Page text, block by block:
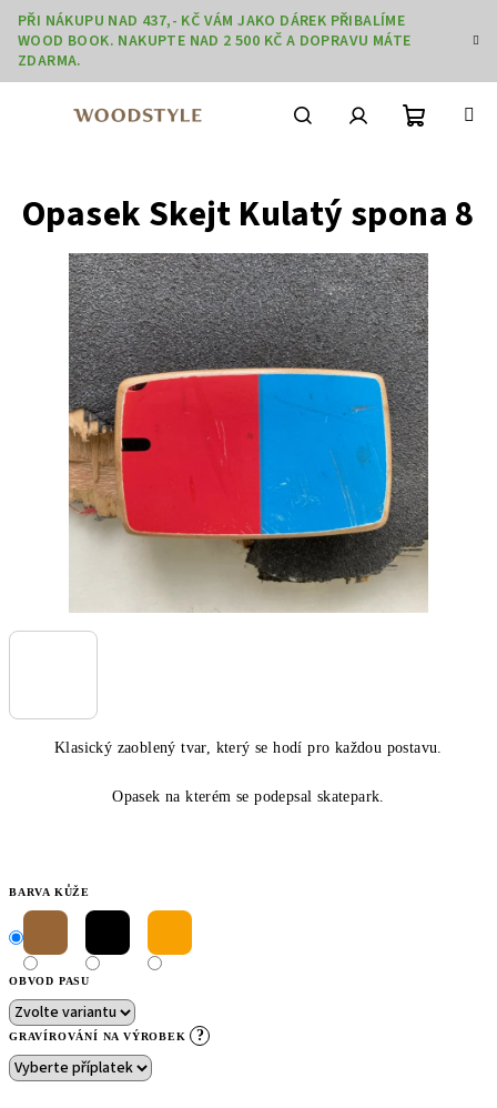
Přejít
obsah
PŘI NÁKUPU NAD 437,- KČ VÁM JAKO DÁREK PŘIBALÍME
WOOD BOOK. NAKUPTE NAD 2 500 KČ A DOPRAVU MÁTE
ZDARMA.
košík
Klasický zaoblený tvar, který se hodí pro každou postavu.
Opasek na kterém se podepsal skatepark.
BARVA KŮŽE
OBVOD PASU
GRAVÍROVÁNÍ NA VÝROBEK ?
Opasek Skejt Kulatý spona 8